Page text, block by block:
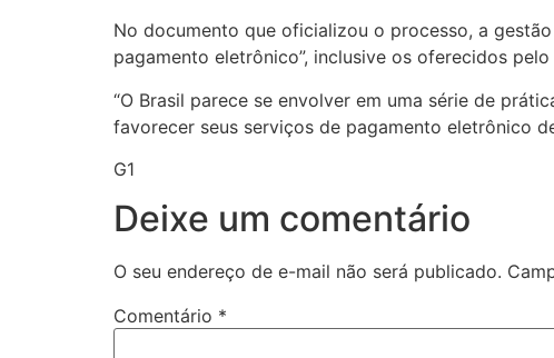
No documento que oficializou o processo, a
pagamento eletrônico”, inclusive os oferecidos
“O Brasil parece se envolver em uma série de
favorecer seus serviços de pagamento eletrônico
G1
Deixe um comentário
O seu endereço de e-mail não será publicado.
Comentário *